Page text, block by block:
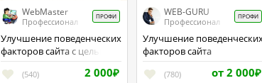
WebMaster
Профессионал
ПРОФИ
Улучшение поведенческих
факторов сайта с целью
(540) 2 000₽
WEB-GURU
Профессионал
ПРОФИ
Улучшение поведенческих
факторов сайта
(780) от 2 000₽